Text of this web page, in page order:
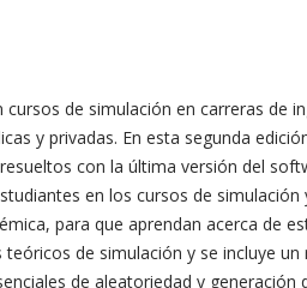
de simulación en carreras de
y privadas. En esta segunda
con la última versión del
en los cursos de simulación
para que aprendan acerca de
de simulación y se incluye un
de aleatoriedad y generación